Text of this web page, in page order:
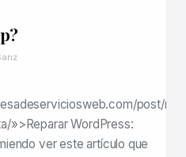
post/
»>Reparar WordPress:
ver este artículo que